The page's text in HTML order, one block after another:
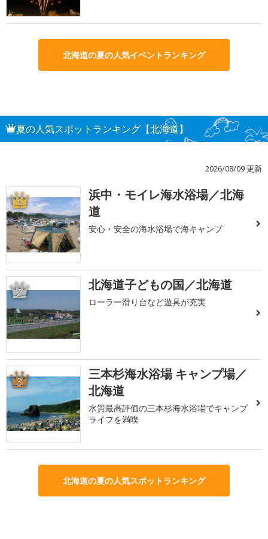
北海道の夏の人気イベントランキング
夏の人気スポットランキング【北海道】
2026/08/09 更新
1
浜中・モイレ海水浴場／北海
道
安心・安全の海水浴場で海キャンプ
2 北海道子どもの国／北海道
ローラー滑り台など遊具が充実
3
三本杉海水浴場 キャンプ場／
北海道
水質最高評価の三本杉海水浴場でキャンプ
ライフを満喫
北海道の夏の人気スポットランキング